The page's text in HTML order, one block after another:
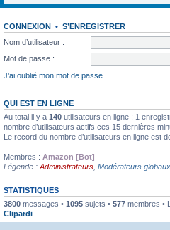
CONNEXION • S’ENREGISTRER
Nom d’utilisateur :
Mot de passe :
J’ai oublié mon mot de passe
QUI EST EN LIGNE
Au total il y a 140 utilisateurs en ligne : 1
nombre d’utilisateurs actifs ces 15 dernières
Le record du nombre d’utilisateurs en ligne est
Membres : Amazon [Bot]
Légende : Administrateurs Modérateurs globaux
STATISTIQUES
3800 messages • 1095 sujets • 577 membres •
Clipardi